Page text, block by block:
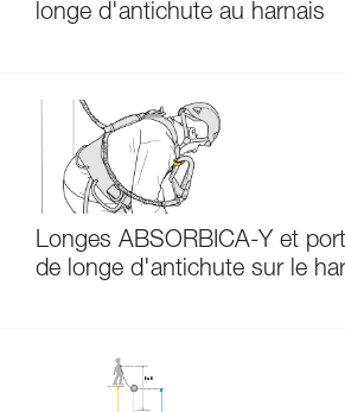
longe d'antichute au harnais
Longes ABSORBICA-Y et
de longe d'antichute sur le